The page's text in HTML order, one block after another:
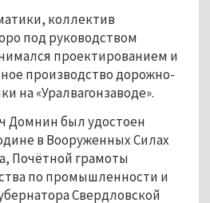
коллектив
под руководством
проектированием и
производство дорожно-
на «Уралвагонзаводе».
Домнин был удостоен
в Вооруженных Силах
Почётной грамоты
по промышленности и
Свердловской